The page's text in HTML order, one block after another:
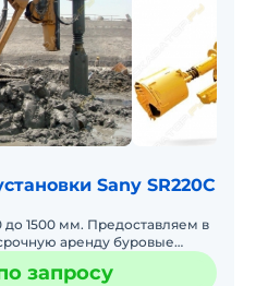
Sany SR220C
1500 мм. Предоставляем в
аренду буровые
Российский Федерации.
запросу